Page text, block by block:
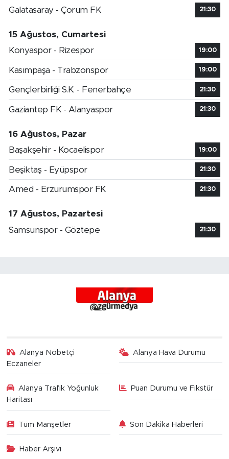
Galatasaray - Çorum FK
21:30
15 Ağustos, Cumartesi
Konyaspor - Rizespor
19:00
Kasımpaşa - Trabzonspor 19:00
Gençlerbirliği S.K. - Fenerbahçe 21:30
Gaziantep FK - Alanyaspor 21:30
16 Ağustos, Pazar
Başakşehir - Kocaelispor
19:00
Beşiktaş - Eyüpspor 21:30
Amed - Erzurumspor FK 21:30
17 Ağustos, Pazartesi
Samsunspor - Göztepe
21:30
Alanya Nöbetçi
Eczaneler
Alanya Hava Durumu
Alanya Trafik Yoğunluk
Haritası
Puan Durumu ve Fikstür
Tüm Manşetler Son Dakika Haberleri
Haber Arşivi